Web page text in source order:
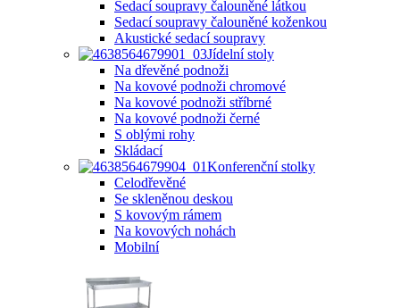
Sedací soupravy čalouněné látkou
Sedací soupravy čalouněné koženkou
Akustické sedací soupravy
Jídelní stoly
Na dřevěné podnoži
Na kovové podnoži chromové
Na kovové podnoži stříbrné
Na kovové podnoži černé
S oblými rohy
Skládací
Konferenční stolky
Celodřevěné
Se skleněnou deskou
S kovovým rámem
Na kovových nohách
Mobilní